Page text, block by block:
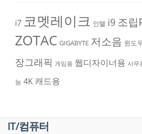
i7 코멧레이크 인텔 i9 조립
ZOTAC GIGABYTE 저소음 윈도
장그래픽 게임용 웹디자이너용 사무
능 4K 캐드용
IT/컴퓨터